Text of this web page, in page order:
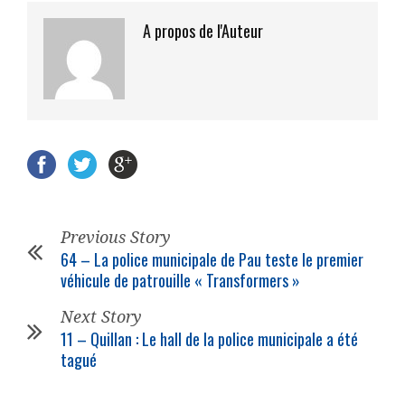
A propos de l'Auteur
Previous Story
64 – La police municipale de Pau teste le premier
véhicule de patrouille « Transformers »
Next Story
11 – Quillan : Le hall de la police municipale a été
tagué